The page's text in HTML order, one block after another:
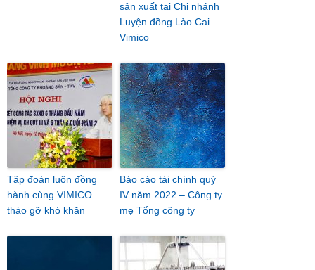
sản xuất tại Chi nhánh
Luyện đồng Lào Cai –
Vimico
Tập đoàn luôn đồng
hành cùng VIMICO
tháo gỡ khó khăn
Báo cáo tài chính quý
IV năm 2022 – Công ty
mẹ Tổng công ty